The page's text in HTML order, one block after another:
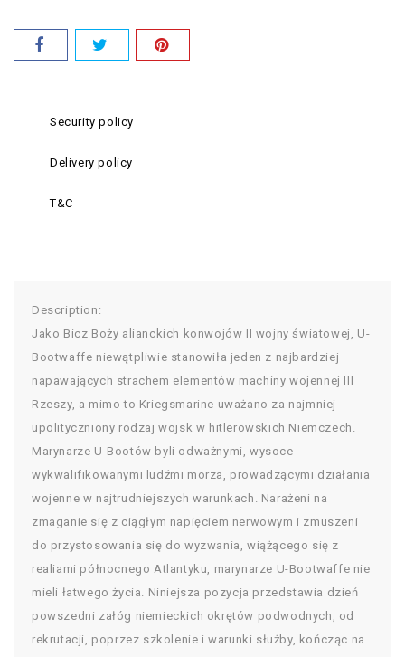
Security policy
Delivery policy
T&C
Description:
Jako Bicz Boży alianckich konwojów II wojny światowej, U-
Bootwaffe niewątpliwie stanowiła jeden z najbardziej
napawających strachem elementów machiny wojennej III
Rzeszy, a mimo to Kriegsmarine uważano za najmniej
upolityczniony rodzaj wojsk w hitlerowskich Niemczech.
Marynarze U-Bootów byli odważnymi, wysoce
wykwalifikowanymi ludźmi morza, prowadzącymi działania
wojenne w najtrudniejszych warunkach. Narażeni na
zmaganie się z ciągłym napięciem nerwowym i zmuszeni
do przystosowania się do wyzwania, wiążącego się z
realiami północnego Atlantyku, marynarze U-Bootwaffe nie
mieli łatwego życia. Niniejsza pozycja przedstawia dzień
powszedni załóg niemieckich okrętów podwodnych, od
rekrutacji, poprzez szkolenie i warunki służby, kończąc na